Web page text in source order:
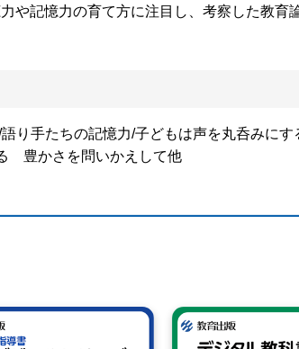
や記憶力の育て方に注目し、考察した教育
り手たちの記憶力/子どもは声を丸呑み
豊かさを問いかえして他